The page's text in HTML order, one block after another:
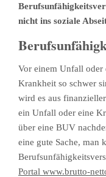
nicht ins soziale
Vor einem Unfall oder
Krankheit so schwer
wird es aus
ein Unfall oder eine
über eine BUV
eine gute Sache, man
Portal www.brutto-